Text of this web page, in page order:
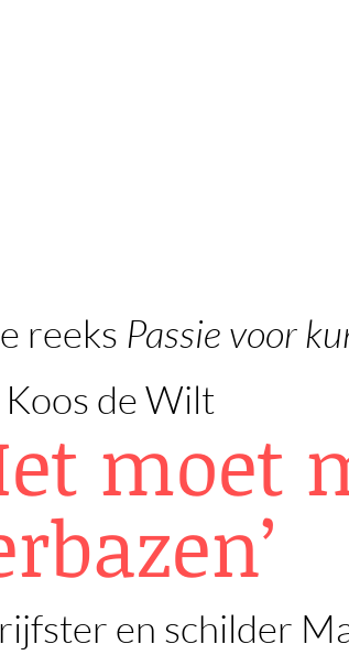
reeks Passie voor
de Wilt
moet
en schilder